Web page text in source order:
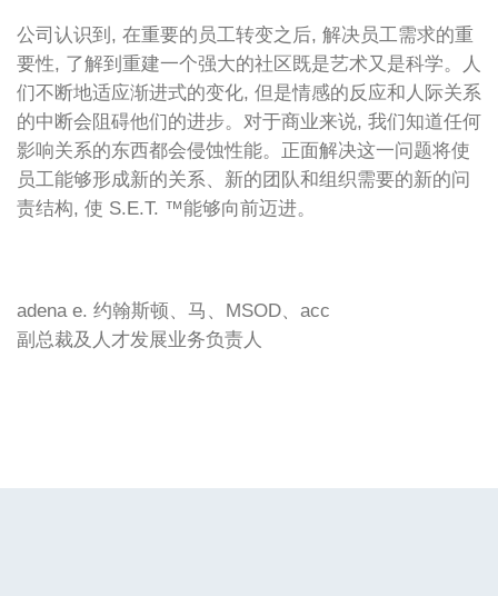
公司认识到, 在重要的员工转变之后, 解决员工需求的重
要性, 了解到重建一个强大的社区既是艺术又是科学。人
们不断地适应渐进式的变化, 但是情感的反应和人际关系
的中断会阻碍他们的进步。对于商业来说, 我们知道任何
影响关系的东西都会侵蚀性能。正面解决这一问题将使
员工能够形成新的关系、新的团队和组织需要的新的问
责结构, 使 S.E.T. ™能够向前迈进。
adena e. 约翰斯顿、马、MSOD、acc
副总裁及人才发展业务负责人